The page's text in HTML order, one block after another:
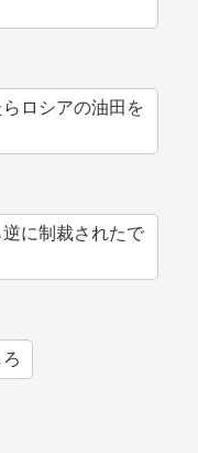
ロシアの油田を
に制裁されたで